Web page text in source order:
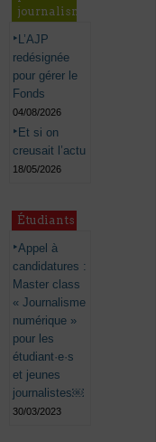
journalisme
L’AJP
redésignée
pour gérer le
Fonds
04/08/2026
Et si on
creusait l’actu
18/05/2026
Étudiants
Appel à
candidatures :
Master class
« Journalisme
numérique »
pour les
étudiant·e·s
et jeunes
journalistes￼
30/03/2023